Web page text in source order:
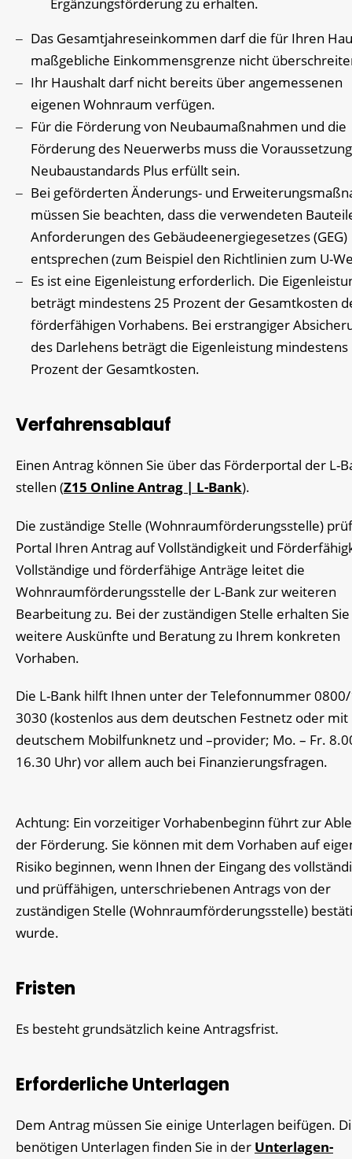
Das Gesamtjahreseinkommen darf die für Ihren
maßgebliche Einkommensgrenze nicht
Ihr Haushalt darf nicht bereits über angemessenen
eigenen Wohnraum verfügen.
Für die Förderung von Neubaumaßnahmen und die
Förderung des Neuerwerbs muss die
Neubaustandards Plus erfüllt sein.
Bei geförderten Änderungs- und
müssen Sie beachten, dass die verwendeten
Anforderungen des Gebäudeenergiegesetzes (GEG)
entsprechen (zum Beispiel den Richtlinien zum U-
Es ist eine Eigenleistung erforderlich. Die
beträgt mindestens 25 Prozent der Gesamtkosten
förderfähigen Vorhabens. Bei erstrangiger
des Darlehens beträgt die Eigenleistung mindestens
Prozent der Gesamtkosten.
Verfahrensablauf
Einen Antrag können Sie über das Förderportal der L-
stellen (Z15 Online Antrag | L-Bank).
Die zuständige Stelle (Wohnraumförderungsstelle)
Portal Ihren Antrag auf Vollständigkeit und
Vollständige und förderfähige Anträge leitet die
Wohnraumförderungsstelle der L-Bank zur weiteren
Bearbeitung zu. Bei der zuständigen Stelle erhalten
weitere Auskünfte und Beratung zu Ihrem konkreten
Vorhaben.
Die L-Bank hilft Ihnen unter der Telefonnummer
3030 (kostenlos aus dem deutschen Festnetz oder mit
deutschem Mobilfunknetz und –provider; Mo. – Fr.
16.30 Uhr) vor allem auch bei Finanzierungsfragen.
Achtung: Ein vorzeitiger Vorhabenbeginn führt zur
der Förderung. Sie können mit dem Vorhaben auf
Risiko beginnen, wenn Ihnen der Eingang des
und prüffähigen, unterschriebenen Antrags von der
zuständigen Stelle (Wohnraumförderungsstelle)
wurde.
Fristen
Es besteht grundsätzlich keine Antragsfrist.
Erforderliche Unterlagen
Dem Antrag müssen Sie einige Unterlagen beifügen.
benötigen Unterlagen finden Sie in der Unterlagen-